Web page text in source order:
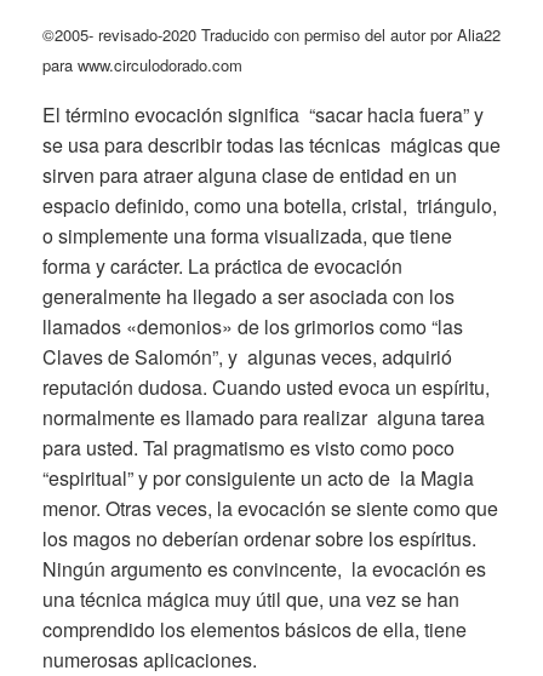
©2005- revisado-2020 Traducido con permiso del autor por Alia22
para www.circulodorado.com
El término evocación significa “sacar hacia fuera” y
se usa para describir todas las técnicas mágicas que
sirven para atraer alguna clase de entidad en un
espacio definido, como una botella, cristal, triángulo,
o simplemente una forma visualizada, que tiene
forma y carácter. La práctica de evocación
generalmente ha llegado a ser asociada con los
llamados «demonios» de los grimorios como “las
Claves de Salomón”, y algunas veces, adquirió
reputación dudosa. Cuando usted evoca un espíritu,
normalmente es llamado para realizar alguna tarea
para usted. Tal pragmatismo es visto como poco
“espiritual” y por consiguiente un acto de la Magia
menor. Otras veces, la evocación se siente como que
los magos no deberían ordenar sobre los espíritus.
Ningún argumento es convincente, la evocación es
una técnica mágica muy útil que, una vez se han
comprendido los elementos básicos de ella, tiene
numerosas aplicaciones.